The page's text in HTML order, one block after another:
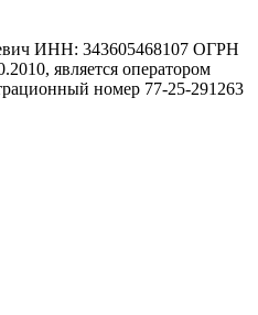
ИНН: 343605468107 ОГРН
является оператором
номер 77-25-291263